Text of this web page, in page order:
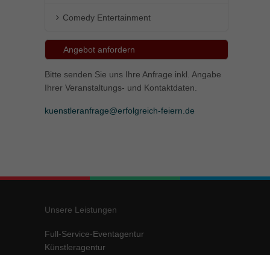
Comedy Entertainment
Angebot anfordern
Bitte senden Sie uns Ihre Anfrage inkl. Angabe
Ihrer Veranstaltungs- und Kontaktdaten.
kuenstleranfrage@erfolgreich-feiern.de
Unsere Leistungen
Full-Service-Eventagentur
Künstleragentur